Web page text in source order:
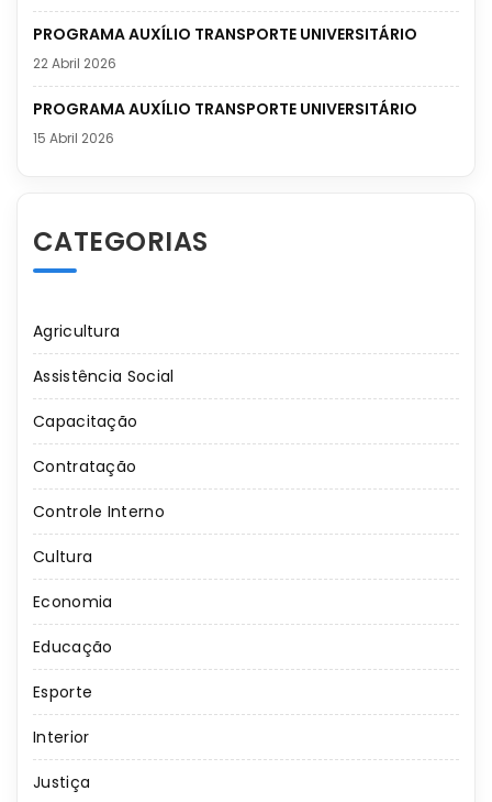
PROGRAMA AUXÍLIO TRANSPORTE UNIVERSITÁRIO
22 Abril 2026
PROGRAMA AUXÍLIO TRANSPORTE UNIVERSITÁRIO
15 Abril 2026
CATEGORIAS
Agricultura
Assistência Social
Capacitação
Contratação
Controle Interno
Cultura
Economia
Educação
Esporte
Interior
Justiça